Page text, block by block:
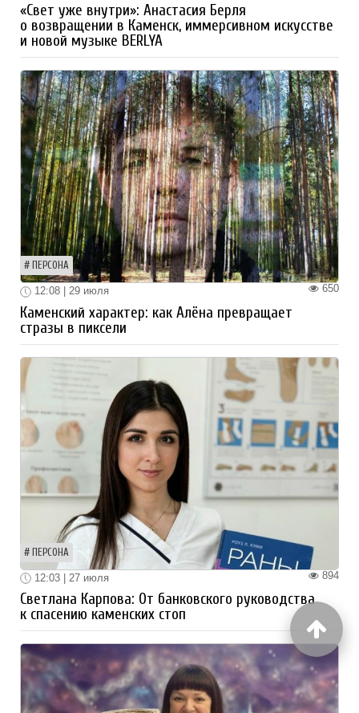
«Свет уже внутри»: Анастасия Берля
о возвращении в Каменск, иммерсивном искусстве
и новой музыке BERLYA
ПЕРСОНА
650
12:08 | 29 июля
Каменский характер: как Алёна превращает
стразы в пиксели
ПЕРСОНА
894
12:03 | 27 июля
Светлана Карпова: От банковского руководства
к спасению каменских стоп